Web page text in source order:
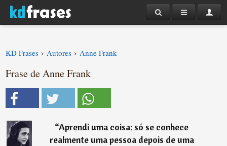
KD Frases › Autores › Anne Frank
Frase de Anne Frank
“Aprendi uma coisa: só se conhece
realmente uma pessoa depois de uma